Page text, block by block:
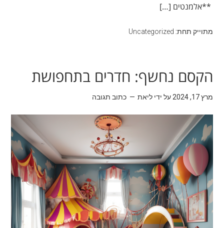
**אלמנטים […]
מתוייק תחת: Uncategorized
הקסם נחשף: חדרים בתחפושת
מרץ 17, 2024 על ידיליאת כתוב תגובה